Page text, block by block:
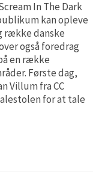
In The Dark
kan opleve
række danske
også foredrag
en række
Første dag,
Villum fra CC
for at tale